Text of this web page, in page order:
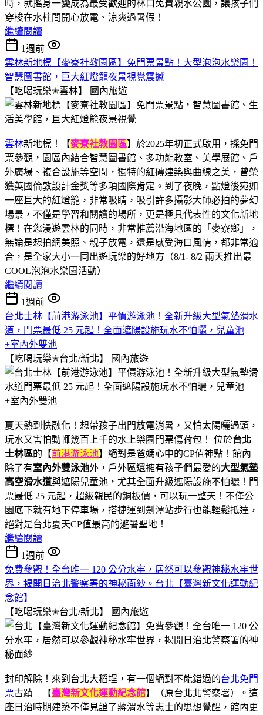
時，就搖身一變成為最受歡迎的林口免費親水公園，讓孩子們
穿梭在水柱間開心放電、涼爽過暑假！
繼續閱讀
1週前
雲林新地標【麥寮社教園區】免門票景點！大型泡泡水樂園！
智慧圖書館，巨大紅燈籠夜景視覺震撼
【吃喝玩樂✭雲林】
國內旅遊
雲林新地標！【麥寮社教園區】於2025年初正式啟用，採免門
票參觀，園區內結合智慧圖書館、多功能教室、美學展館、戶
外廣場、複合設施等空間，獨特的紅磚建築與曲線之美，曾榮
獲英國倫敦設計金獎等多項國際肯定。到了夜晚，點燈後宛如
一座巨大的紅燈籠，非常吸睛，吸引許多攝影大師必拍的夢幻
場景，不僅是學習和閱讀的場所，更是極具代表性的文化新地
標！在您漫遊雲林的同時，非常推薦沿海地區的「麥寮鄉」，
無論是想拍網美照、親子放電，還是感受海口風情，都非常適
合，是全家大小一同出遊玩樂的好地方（8/1- 8/2 兩天推出最
COOL泡泡水樂園活動）
繼續閱讀
1週前
台北士林【前港游泳池】平價游泳池！全新升級大型氣墊滑水
道，門票最低 25 元起！全面遮陽設施玩水不怕曬，兒童池
+室內外雙池
【吃喝玩樂✭台北/新北】
國內旅遊
夏天熱到快融化！想帶孩子出門放電消暑，又怕太陽曬過頭，
玩水又害怕動輒幾百上千的水上樂園門票傷荷包！ 位於台北
士林區的【前港游泳池】絕對是爸媽心中的CP值神點！館內
除了有室內外雙泳池外，戶外區還擁有孩子們最愛的大型氣墊
高空滑水道與遮陽兒童池，尤其全面升級遮陽設施不怕曬！門
票最低 25 元起，超級親民的銅板價，可以玩一整天！不僅公
園底下就有地下停車場，搭捷運到劍潭站步行也能輕鬆抵達，
絕對是台北夏天CP值最高的避暑聖地！
繼續閱讀
1週前
免費參觀！全台唯一 120 公分水牢，居然可以參觀神秘水牢世
界，揭開日治北警察署的神秘面紗。台北【臺灣新文化運動紀
念館】
【吃喝玩樂✭台北/新北】
國內旅遊
封印解除！來到台北大稻埕，有一個絕對不能錯過的台北免門
票古蹟—【臺灣新文化運動紀念館】（原台北北警察署）。這
座日治時期建築不僅見證了蔣渭水等志士的思想覺醒，館內更